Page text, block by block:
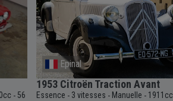
- 56
Epinal
1953 Citroën Traction Avant
Essence - 3 vitesses - Manuelle - 1911cc